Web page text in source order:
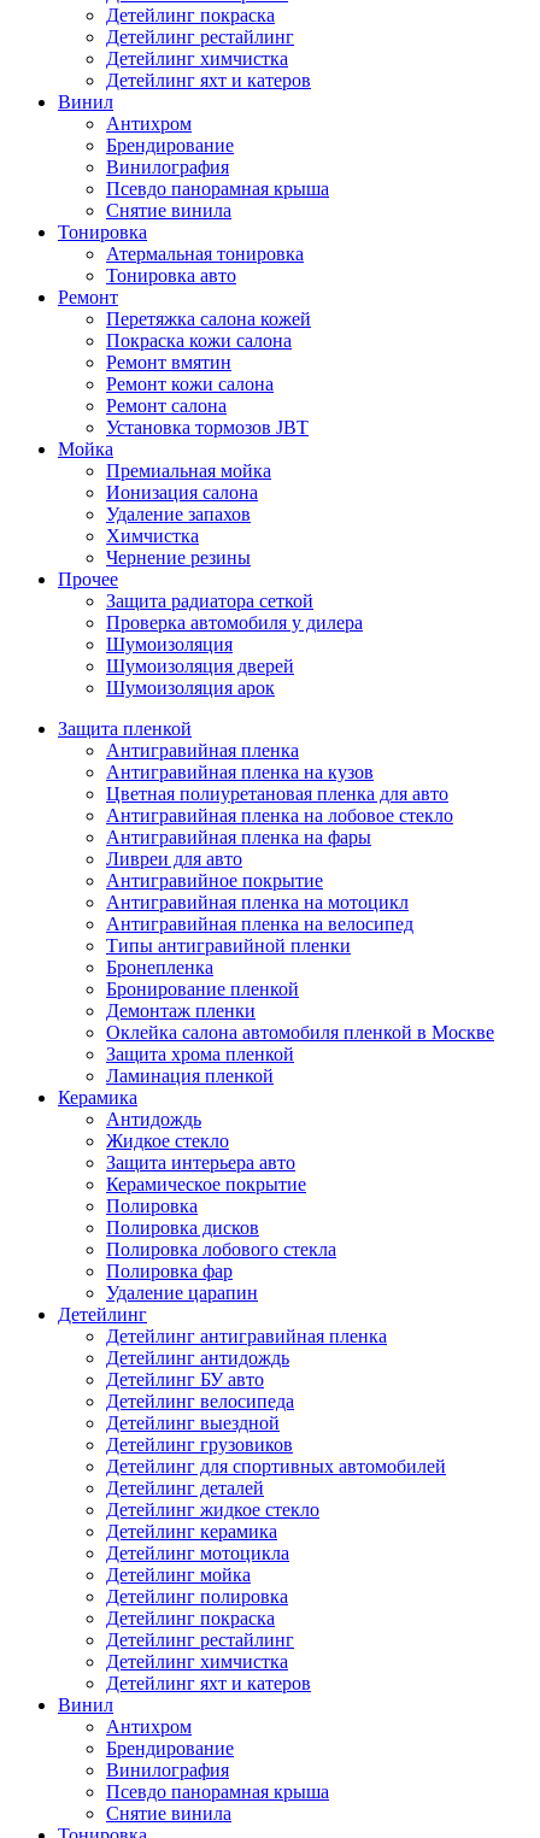
Детейлинг покраска
Детейлинг рестайлинг
Детейлинг химчистка
Детейлинг яхт и катеров
Винил
Антихром
Брендирование
Винилография
Псевдо панорамная крыша
Снятие винила
Тонировка
Атермальная тонировка
Тонировка авто
Ремонт
Перетяжка салона кожей
Покраска кожи салона
Ремонт вмятин
Ремонт кожи салона
Ремонт салона
Установка тормозов JBT
Мойка
Премиальная мойка
Ионизация салона
Удаление запахов
Химчистка
Чернение резины
Прочее
Защита радиатора сеткой
Проверка автомобиля у дилера
Шумоизоляция
Шумоизоляция дверей
Шумоизоляция арок
Защита пленкой
Антигравийная пленка
Антигравийная пленка на кузов
Цветная полиуретановая пленка для авто
Антигравийная пленка на лобовое стекло
Антигравийная пленка на фары
Ливреи для авто
Антигравийное покрытие
Антигравийная пленка на мотоцикл
Антигравийная пленка на велосипед
Типы антигравийной пленки
Бронепленка
Бронирование пленкой
Демонтаж пленки
Оклейка салона автомобиля пленкой в Москве
Защита хрома пленкой
Ламинация пленкой
Керамика
Антидождь
Жидкое стекло
Защита интерьера авто
Керамическое покрытие
Полировка
Полировка дисков
Полировка лобового стекла
Полировка фар
Удаление царапин
Детейлинг
Детейлинг антигравийная пленка
Детейлинг антидождь
Детейлинг БУ авто
Детейлинг велосипеда
Детейлинг выездной
Детейлинг грузовиков
Детейлинг для спортивных автомобилей
Детейлинг деталей
Детейлинг жидкое стекло
Детейлинг керамика
Детейлинг мотоцикла
Детейлинг мойка
Детейлинг полировка
Детейлинг покраска
Детейлинг рестайлинг
Детейлинг химчистка
Детейлинг яхт и катеров
Винил
Антихром
Брендирование
Винилография
Псевдо панорамная крыша
Снятие винила